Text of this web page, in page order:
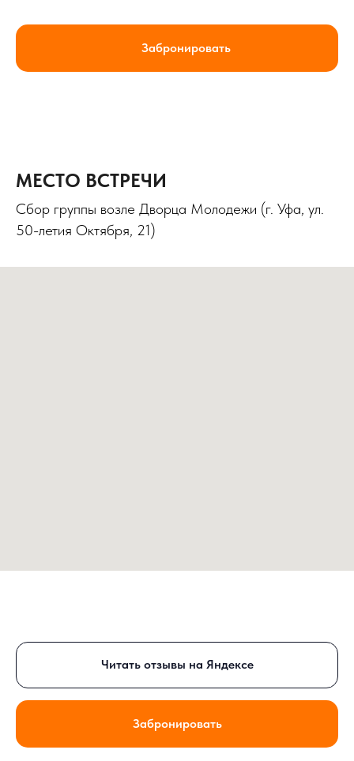
Забронировать
МЕСТО ВСТРЕЧИ
Сбор группы возле Дворца Молодежи (г. Уфа, ул.
50-летия Октября, 21)
Читать отзывы на Яндексе
Забронировать